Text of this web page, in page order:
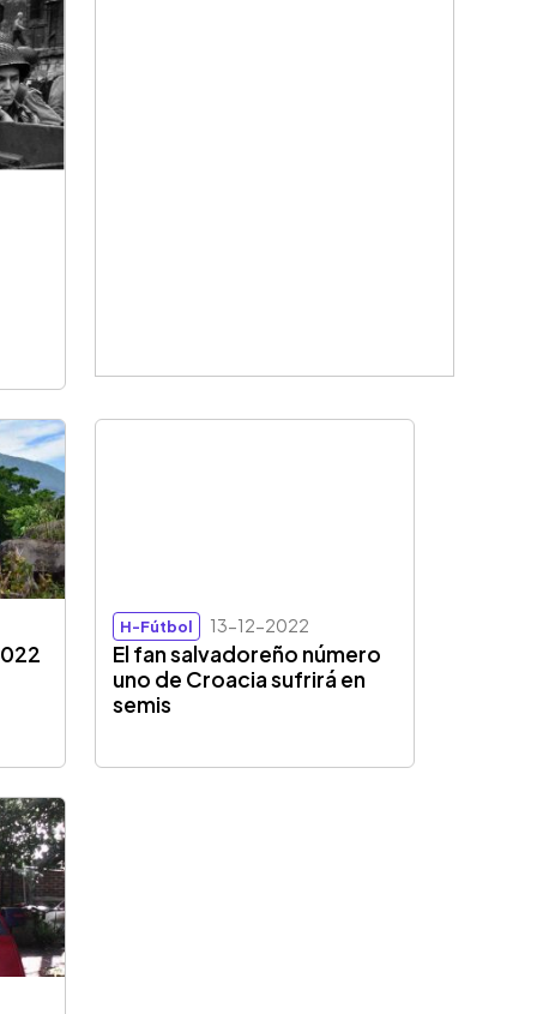
H-Fútbol 13-12-2022
El fan salvadoreño número
uno de Croacia sufrirá en
semis